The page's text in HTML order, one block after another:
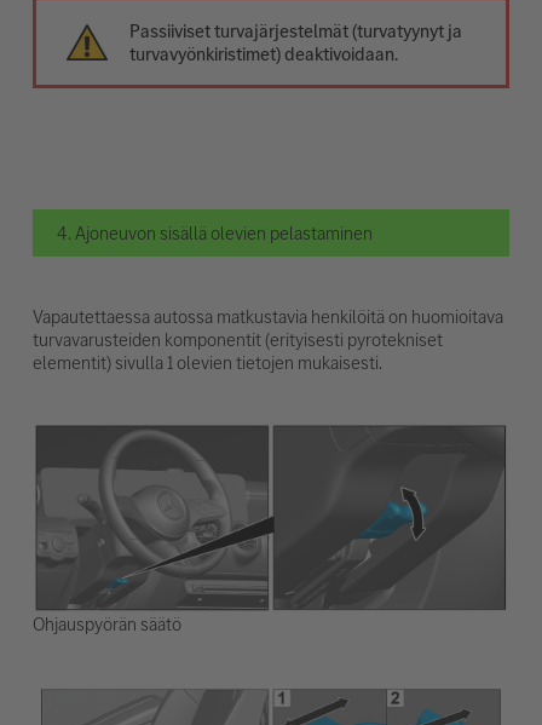
Passiiviset turvajärjestelmät (turvatyynyt ja
turvavyönkiristimet) deaktivoidaan.
4. Ajoneuvon sisällä olevien pelastaminen
Vapautettaessa autossa matkustavia henkilöitä on huomioitava
turvavarusteiden komponentit (erityisesti pyrotekniset
elementit) sivulla 1 olevien tietojen mukaisesti.
Ohjauspyörän säätö